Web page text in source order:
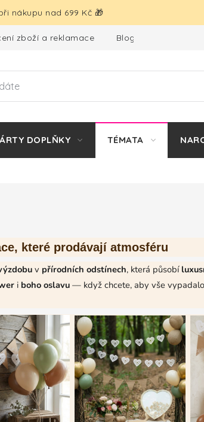
nákupu nad 699 Kč 🎁
zboží a reklamace Blog
DOPLŇKY TÉMATA
které prodávají atmosféru
v přírodních odstínech, která působí
i boho oslavu — když chcete, aby vše vypadalo